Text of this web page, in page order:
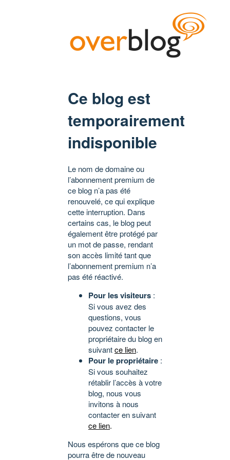
Ce blog est
temporairement
indisponible
Le nom de domaine ou
l’abonnement premium de
ce blog n’a pas été
renouvelé, ce qui explique
cette interruption. Dans
certains cas, le blog peut
également être protégé par
un mot de passe, rendant
son accès limité tant que
l’abonnement premium n’a
pas été réactivé.
Pour les visiteurs :
Si vous avez des
questions, vous
pouvez contacter le
propriétaire du blog en
suivantce lien.
Pour le propriétaire :
Si vous souhaitez
rétablir l’accès à votre
blog, nous vous
invitons à nous
contacter en suivant
ce lien.
Nous espérons que ce blog
pourra être de nouveau